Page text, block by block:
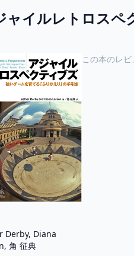
ャイルレトロス
Derby, Diana
角 征典
この本のレビ